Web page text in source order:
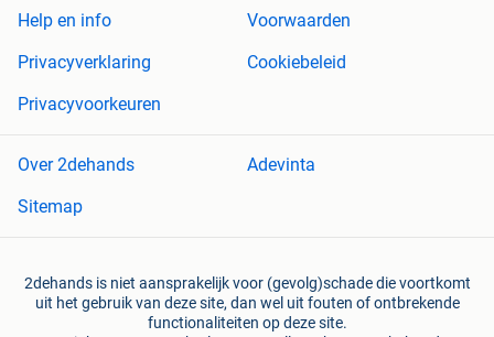
Help en info
Voorwaarden
Privacyverklaring
Cookiebeleid
Privacyvoorkeuren
Over 2dehands
Adevinta
Sitemap
2dehands is niet aansprakelijk voor (gevolg)schade die voortkomt
uit het gebruik van deze site, dan wel uit fouten of ontbrekende
functionaliteiten op deze site.